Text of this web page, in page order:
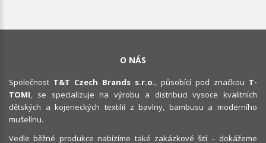
O NÁS
Společnost T&T Czech Brands s.r.o., působící pod značkou T-
TOMI, se specializuje na výrobu a distribuci vysoce kvalitních
dětských a kojeneckých textilií z bavlny, bambusu a moderního
mušelínu.
Vedle běžné produkce nabízíme také zakázkové šití – dokážeme